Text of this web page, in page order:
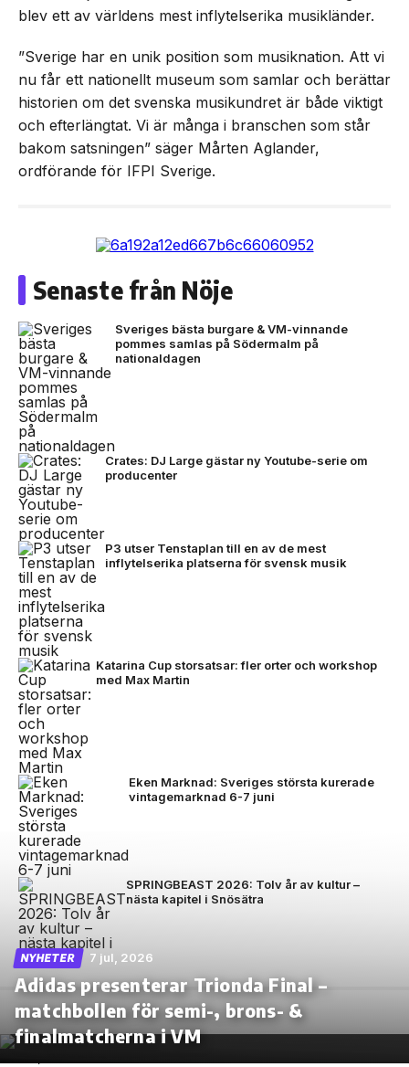
blev ett av världens mest inflytelserika musikländer.
”Sverige har en unik position som musiknation. Att vi
nu får ett nationellt museum som samlar och berättar
historien om det svenska musikundret är både viktigt
och efterlängtat. Vi är många i branschen som står
bakom satsningen” säger Mårten Aglander,
ordförande för IFPI Sverige.
Senaste från Nöje
Sveriges bästa burgare & VM-vinnande
pommes samlas på Södermalm på
nationaldagen
Crates: DJ Large gästar ny Youtube-serie om
producenter
P3 utser Tenstaplan till en av de mest
inflytelserika platserna för svensk musik
Katarina Cup storsatsar: fler orter och workshop
med Max Martin
Eken Marknad: Sveriges största kurerade
vintagemarknad 6-7 juni
SPRINGBEAST 2026: Tolv år av kultur –
nästa kapitel i Snösätra
NYHETER 7 jul, 2026
Adidas presenterar Trionda Final –
matchbollen för semi-, brons- &
finalmatcherna i VM